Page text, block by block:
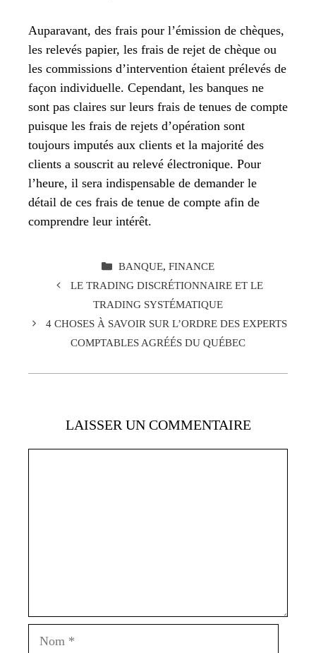
Auparavant, des frais pour l’émission de chèques,
les relevés papier, les frais de rejet de chèque ou
les commissions d’intervention étaient prélevés de
façon individuelle. Cependant, les banques ne
sont pas claires sur leurs frais de tenues de compte
puisque les frais de rejets d’opération sont
toujours imputés aux clients et la majorité des
clients a souscrit au relevé électronique. Pour
l’heure, il sera indispensable de demander le
détail de ces frais de tenue de compte afin de
comprendre leur intérêt.
CATÉGORIES
BANQUE,FINANCE
LE TRADING DISCRÉTIONNAIRE ET LE
TRADING SYSTÉMATIQUE
4 CHOSES À SAVOIR SUR L’ORDRE DES EXPERTS
COMPTABLES AGRÉÉS DU QUÉBEC
LAISSER UN COMMENTAIRE